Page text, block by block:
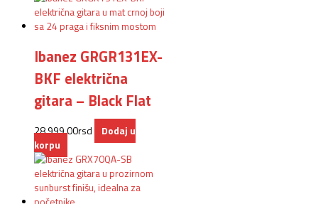
Ibanez GRGR131EX-
BKF električna
gitara – Black Flat
28.999,00rsd
Dodaj u
korpu